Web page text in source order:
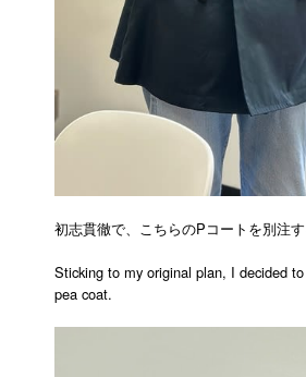
初志貫徹で、こちらのPコートを別注す
Sticking to my original plan, I decided
pea coat.